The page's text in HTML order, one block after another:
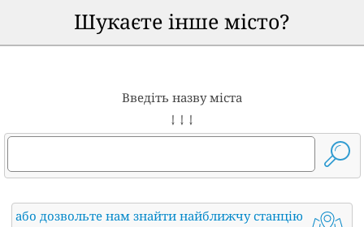
Шукаєте інше місто?
Введіть назву міста
↓ ↓ ↓
або дозвольте нам знайти найближчу станцію